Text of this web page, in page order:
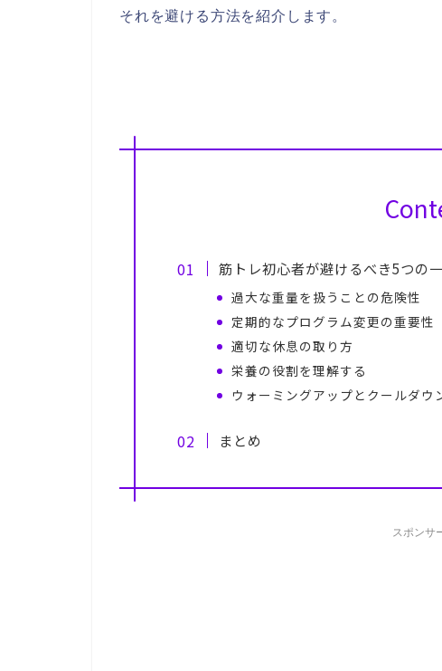
それを避ける方法を紹介します。
筋トレ初心者が避けるべき5つの
過大な重量を扱うことの危険性
定期的なプログラム変更の重要性
適切な休息の取り方
栄養の役割を理解する
ウォーミングアップとクールダウ
まとめ
スポンサ